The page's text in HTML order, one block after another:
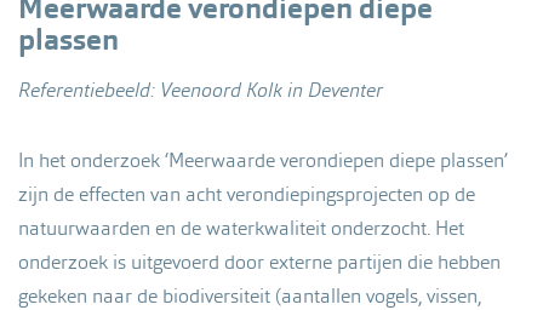
Meerwaarde verondiepen diepe
plassen
Referentiebeeld: Veenoord Kolk in Deventer
In het onderzoek ‘Meerwaarde verondiepen diepe plassen’
zijn de effecten van acht verondiepingsprojecten op de
natuurwaarden en de waterkwaliteit onderzocht. Het
onderzoek is uitgevoerd door externe partijen die hebben
gekeken naar de biodiversiteit (aantallen vogels, vissen,